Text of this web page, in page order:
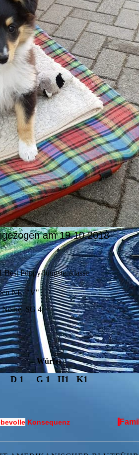
am 19.10.2018
Püppy/Jüngstenklasse
NL "V"
Nölke SG 4
Würfe:
D 1 G 1 H1 K1
Konsequenz